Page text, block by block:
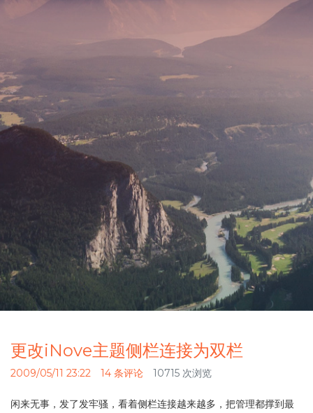
更改iNove主题侧栏连接为双栏
2009/05/11 23:22 14 条评论 10715 次浏览
闲来无事，发了发牢骚，看着侧栏连接越来越多，把管理都撑到最